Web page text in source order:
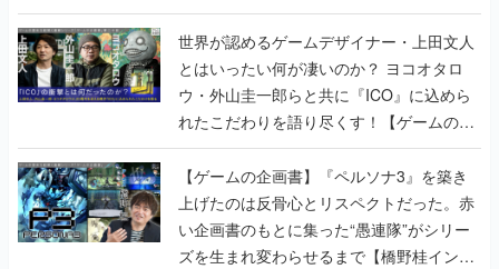
世界が認めるゲームデザイナー・上田文人
とはいったい何が凄いのか？ ヨコオタロ
ウ・外山圭一郎らと共に『ICO』に込めら
れたこだわりを語り尽くす！【ゲームの企
画書】
【ゲームの企画書】『ペルソナ3』を築き
上げたのは反骨心とリスペクトだった。赤
い企画書のもとに集った“愚連隊”がシリー
ズを生まれ変わらせるまで【橋野桂インタ